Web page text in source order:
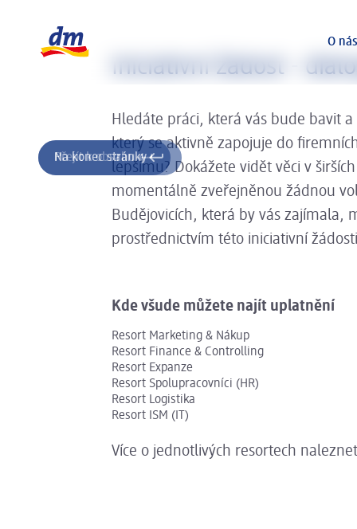
Přejít k obsahu
Na konec stránky
O nás
Iniciativní žádost -
Hledáte práci, která vás bude bavit
který se aktivně zapojuje do
lepšímu? Dokážete vidět věci v
momentálně zveřejněnou žádnou
Budějovicích, která by vás zajímala,
prostřednictvím této iniciativní
Kde všude můžete najít uplatnění
Resort Marketing & Nákup
Resort Finance & Controlling
Resort Expanze
Resort Spolupracovníci (HR)
Resort Logistika
Resort ISM (IT)
Více o jednotlivých resortech